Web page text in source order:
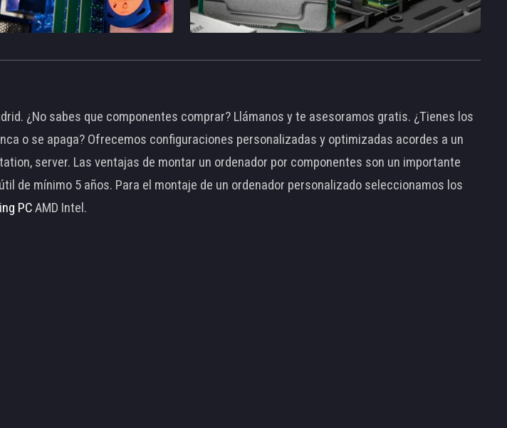
¿No sabes que componentes comprar? Llámanos y te asesoramos gratis. ¿Tienes los
o se apaga? Ofrecemos configuraciones personalizadas y optimizadas acordes a un
server. Las ventajas de montar un ordenador por componentes son un importante
de mínimo 5 años. Para el montaje de un ordenador personalizado seleccionamos los
PCAMD Intel.